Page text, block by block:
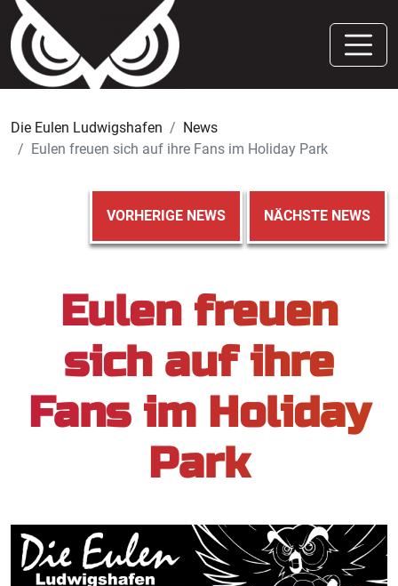
Die Eulen Ludwigshafen
News
Eulen freuen sich auf ihre Fans im Holiday Park
VORHERIGE NEWS NÄCHSTE NEWS
Eulen freuen
sich auf ihre
Fans im Holiday
Park